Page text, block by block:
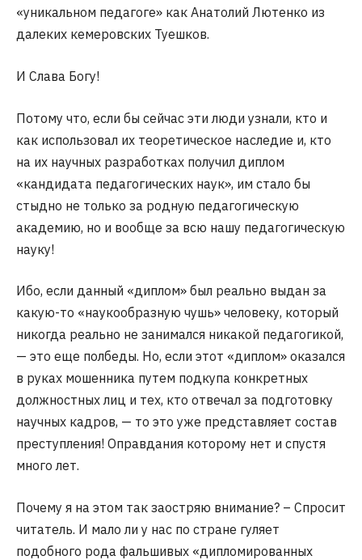
«уникальном педагоге» как Анатолий Лютенко из
далеких кемеровских Туешков.
И Слава Богу!
Потому что, если бы сейчас эти люди узнали, кто и
как использовал их теоретическое наследие и, кто
на их научных разработках получил диплом
«кандидата педагогических наук», им стало бы
стыдно не только за родную педагогическую
академию, но и вообще за всю нашу педагогическую
науку!
Ибо, если данный «диплом» был реально выдан за
какую-то «наукообразную чушь» человеку, который
никогда реально не занимался никакой педагогикой,
— это еще полбеды. Но, если этот «диплом» оказался
в руках мошенника путем подкупа конкретных
должностных лиц и тех, кто отвечал за подготовку
научных кадров, — то это уже представляет состав
преступления! Оправдания которому нет и спустя
много лет.
Почему я на этом так заостряю внимание? – Спросит
читатель. И мало ли у нас по стране гуляет
подобного рода фальшивых «дипломированных